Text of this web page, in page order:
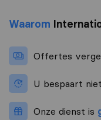
Waarom
Offertes
U bespaart
Onze dienst is